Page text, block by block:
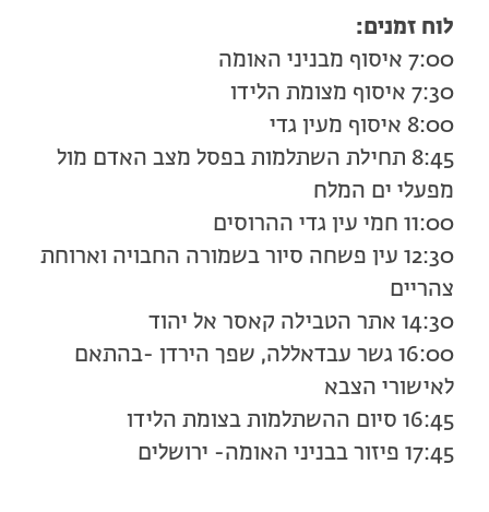
לוח זמנים:
7:00 איסוף מבניני האומה
7:30 איסוף מצומת הלידו
8:00 איסוף מעין גדי
8:45 תחילת השתלמות בפסל מצב האדם מול
מפעלי ים המלח
11:00 חמי עין גדי ההרוסים
12:30 עין פשחה סיור בשמורה החבויה וארוחת
צהריים
14:30 אתר הטבילה קאסר אל יהוד
16:00 גשר עבדאללה, שפך הירדן -בהתאם
לאישורי הצבא
16:45 סיום ההשתלמות בצומת הלידו
17:45 פיזור בבניני האומה- ירושלים